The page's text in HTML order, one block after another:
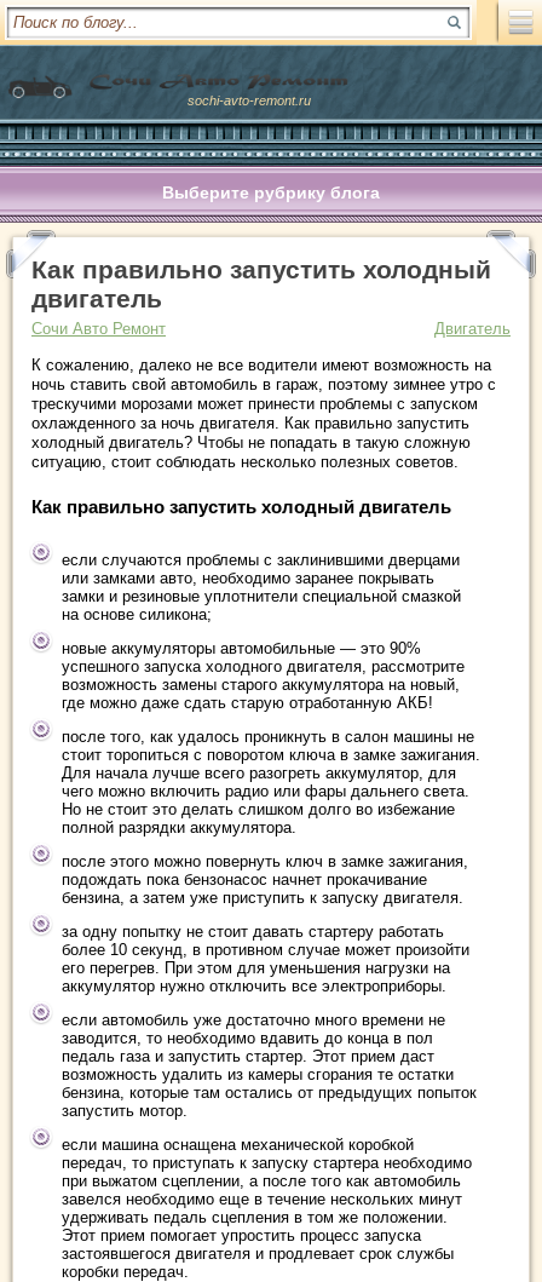
sochi-avto-remont.ru
Выберите рубрику блога
Как правильно запустить холодный
двигатель
Сочи Авто Ремонт
Двигатель
К сожалению, далеко не все водители имеют возможность на
ночь ставить свой автомобиль в гараж, поэтому зимнее утро с
трескучими морозами может принести проблемы с запуском
охлажденного за ночь двигателя. Как правильно запустить
холодный двигатель? Чтобы не попадать в такую сложную
ситуацию, стоит соблюдать несколько полезных советов.
Как правильно запустить холодный двигатель
если случаются проблемы с заклинившими дверцами
или замками авто, необходимо заранее покрывать
замки и резиновые уплотнители специальной смазкой
на основе силикона;
новые аккумуляторы автомобильные — это 90%
успешного запуска холодного двигателя, рассмотрите
возможность замены старого аккумулятора на новый,
где можно даже сдать старую отработанную АКБ!
после того, как удалось проникнуть в салон машины не
стоит торопиться с поворотом ключа в замке зажигания.
Для начала лучше всего разогреть аккумулятор, для
чего можно включить радио или фары дальнего света.
Но не стоит это делать слишком долго во избежание
полной разрядки аккумулятора.
после этого можно повернуть ключ в замке зажигания,
подождать пока бензонасос начнет прокачивание
бензина, а затем уже приступить к запуску двигателя.
за одну попытку не стоит давать стартеру работать
более 10 секунд, в противном случае может произойти
его перегрев. При этом для уменьшения нагрузки на
аккумулятор нужно отключить все электроприборы.
если автомобиль уже достаточно много времени не
заводится, то необходимо вдавить до конца в пол
педаль газа и запустить стартер. Этот прием даст
возможность удалить из камеры сгорания те остатки
бензина, которые там остались от предыдущих попыток
запустить мотор.
если машина оснащена механической коробкой
передач, то приступать к запуску стартера необходимо
при выжатом сцеплении, а после того как автомобиль
завелся необходимо еще в течение нескольких минут
удерживать педаль сцепления в том же положении.
Этот прием помогает упростить процесс запуска
застоявшегося двигателя и продлевает срок службы
коробки передач.